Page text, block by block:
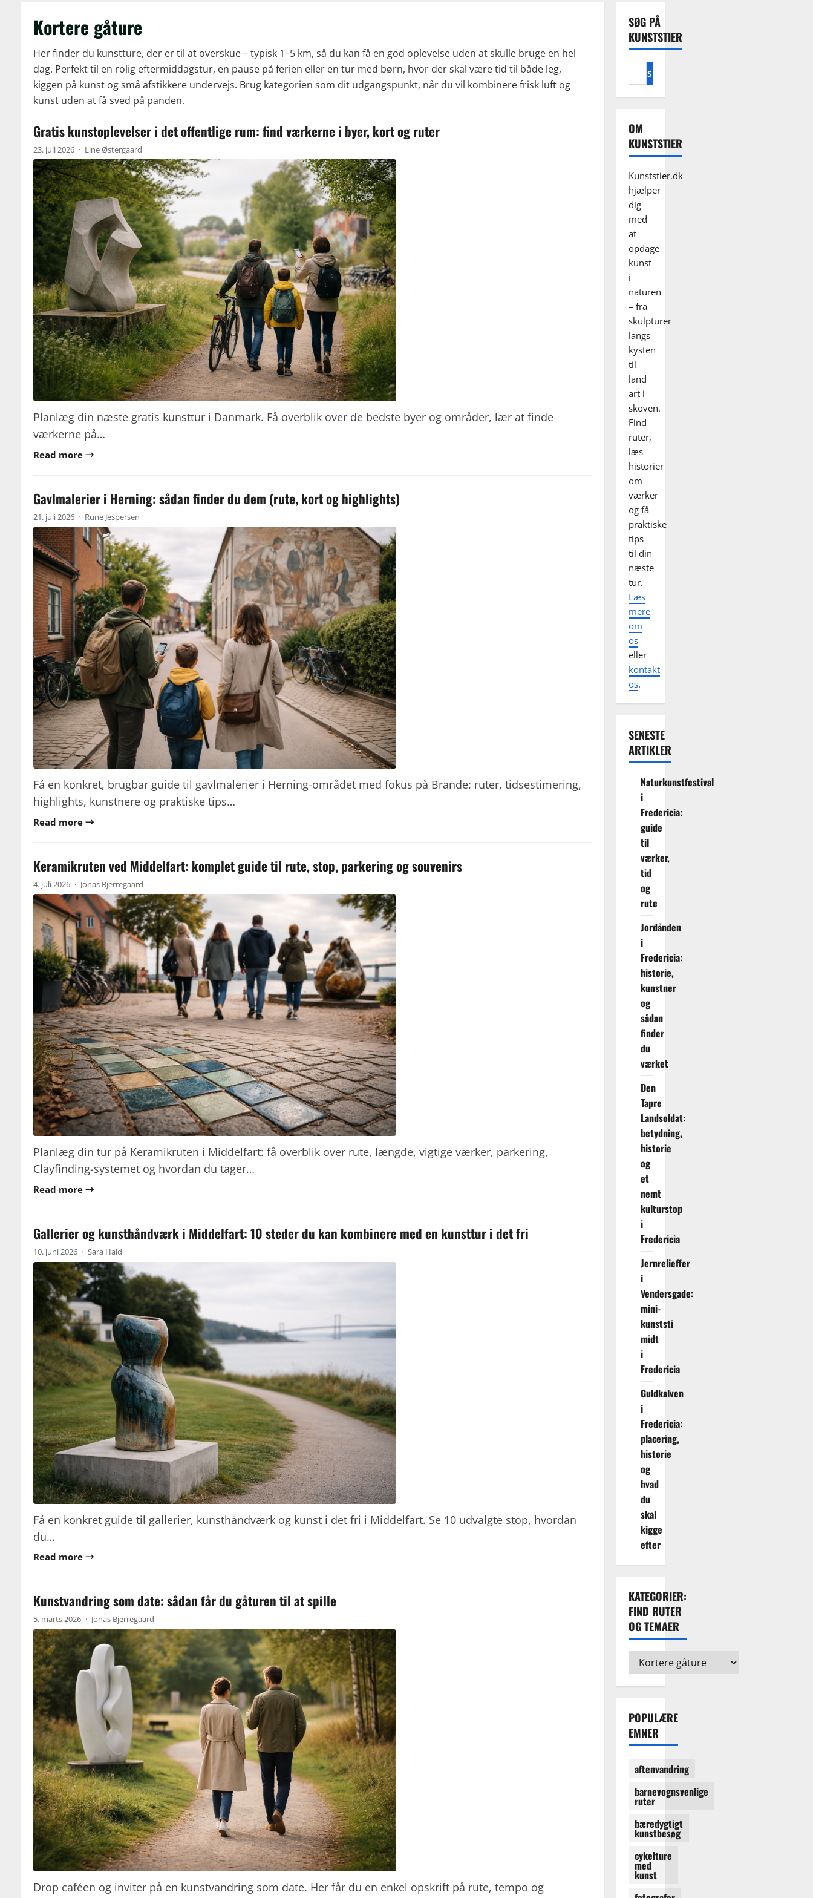
Kortere gåture
Her finder du kunstture, der er til at overskue – typisk 1–5 km, så du kan få en god oplevelse uden at skulle bruge en hel
dag. Perfekt til en rolig eftermiddagstur, en pause på ferien eller en tur med børn, hvor der skal være tid til både leg,
kiggen på kunst og små afstikkere undervejs. Brug kategorien som dit udgangspunkt, når du vil kombinere frisk luft og
kunst uden at få sved på panden.
Gratis kunstoplevelser i det offentlige rum: find værkerne i byer, kort og ruter
23. juli 2026 · Line Østergaard
Planlæg din næste gratis kunsttur i Danmark. Få overblik over de bedste byer og områder, lær at finde
værkerne på…
Read more →
Gavlmalerier i Herning: sådan finder du dem (rute, kort og highlights)
21. juli 2026 · Rune Jespersen
Få en konkret, brugbar guide til gavlmalerier i Herning-området med fokus på Brande: ruter, tidsestimering,
highlights, kunstnere og praktiske tips…
Read more →
Keramikruten ved Middelfart: komplet guide til rute, stop, parkering og souvenirs
4. juli 2026 · Jonas Bjerregaard
Planlæg din tur på Keramikruten i Middelfart: få overblik over rute, længde, vigtige værker, parkering,
Clayfinding-systemet og hvordan du tager…
Read more →
Gallerier og kunsthåndværk i Middelfart: 10 steder du kan kombinere med en kunsttur i det fri
10. juni 2026 · Sara Hald
Få en konkret guide til gallerier, kunsthåndværk og kunst i det fri i Middelfart. Se 10 udvalgte stop, hvordan
du…
Read more →
Kunstvandring som date: sådan får du gåturen til at spille
5. marts 2026 · Jonas Bjerregaard
Drop caféen og inviter på en kunstvandring som date. Her får du en enkel opskrift på rute, tempo og
SØG PÅ
KUNSTSTIER
efter:
OM
KUNSTSTIER
Kunststier.dk
hjælper
dig
med
at
opdage
kunst
i
naturen
– fra
skulpturer
langs
kysten
til
land
art i
skoven.
Find
ruter,
læs
historier
om
værker
og få
praktiske
tips
til din
næste
tur.
Læs
mere
om
os
eller
kontakt
os.
SENESTE
ARTIKLER
Naturkunstfestival
i
Fredericia:
guide
til
værker,
tid
og
rute
Jordånden
i
Fredericia:
historie,
kunstner
og
sådan
finder
du
værket
Den
Tapre
Landsoldat:
betydning,
historie
og
et
nemt
kulturstop
i
Fredericia
Jernrelieffer
i
Vendersgade:
mini-
kunststi
midt
i
Fredericia
Guldkalven
i
Fredericia:
placering,
historie
og
hvad
du
skal
kigge
efter
KATEGORIER:
FIND RUTER
OG TEMAER
Kategorier:
find
ruter
temaer
POPULÆRE
EMNER
aftenvandring
barnevognsvenlige
ruter
bæredygtigt
kunstbesøg
cykelture
med
kunst